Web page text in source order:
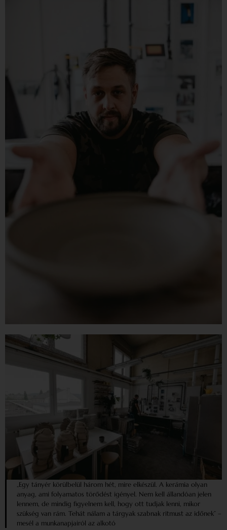
„Egy tányér körülbelül három hét, mire elkészül. A kerámia olyan
anyag, ami folyamatos törődést igényel. Nem kell állan­dóan jelen
lennem, de mindig figyelnem kell, hogy ott tudjak lenni, mikor
szükség van rám. Tehát nálam a tárgyak szabnak ritmust az időnek” –
mesél a munkanapjairól az alkotó